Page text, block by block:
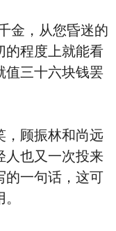
，从您昏迷的
的程度上就能看
值三十六块钱罢
顾振林和尚远
人也又一次投来
的一句话，这可